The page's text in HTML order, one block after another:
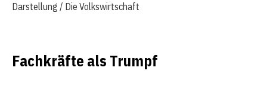
Darstellung / Die Volkswirtschaft
Fachkräfte als Trumpf